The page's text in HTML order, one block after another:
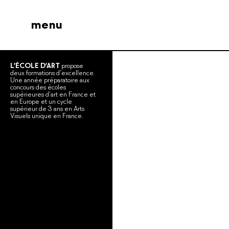
menu
L’ÉCOLE D’ART propose
deux formations d’excellence.
Une année préparatoire aux
concours des écoles
supérieures d’art en France et
en Europe et un cycle
supérieur de 3 ans en Arts
Visuels unique en France.